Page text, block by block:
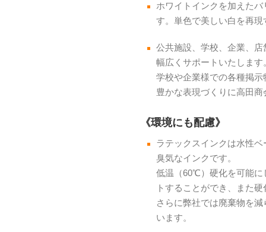
ホワイトインクを加えた
す。単色で美しい白を再
公共施設、学校、企業、
幅広くサポートいたします
学校や企業様での各種掲
豊かな表現づくりに高田
《環境にも配慮》
ラテックスインクは水性
臭気なインクです。
低温（60℃）硬化を可能に
トすることができ、また
さらに弊社では廃棄物を
います。